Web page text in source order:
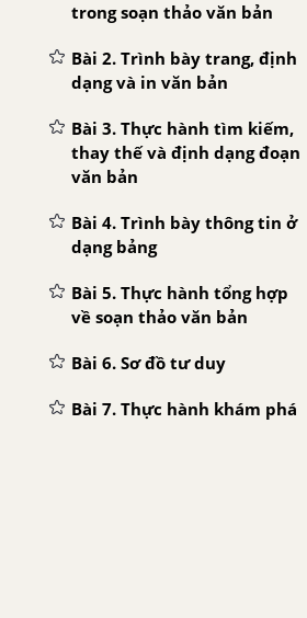
trong soạn thảo văn bản
Bài 2. Trình bày trang, định
dạng và in văn bản
Bài 3. Thực hành tìm kiếm,
thay thế và định dạng đoạn
văn bản
Bài 4. Trình bày thông tin ở
dạng bảng
Bài 5. Thực hành tổng hợp
về soạn thảo văn bản
Bài 6. Sơ đồ tư duy
Bài 7. Thực hành khám phá